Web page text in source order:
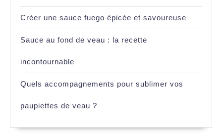
Créer une sauce fuego épicée et savoureuse
Sauce au fond de veau : la recette
incontournable
Quels accompagnements pour sublimer vos
paupiettes de veau ?